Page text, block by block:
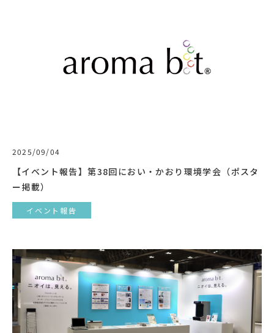
2025/09/04
【イベント報告】第38回におい・かおり環境学会（ポスタ
ー掲載）
イベント報告